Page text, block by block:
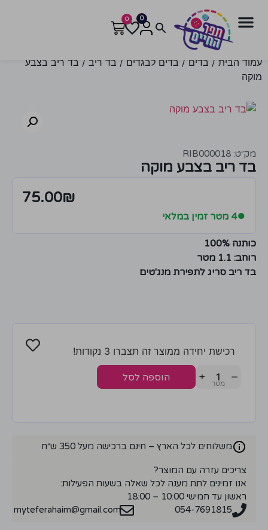
0
0
עמוד הבית / בדים / בדים לבגדים / בד ריב / בד ריב בצבע
מוקה
מק״ט: RIB000018
בד ריב בצבע מוקה
75.00₪
●4 מטר זמין במלאי
כותנה 100%
רוחב: 1.1 מטר
בד ריב סריג לתפירת מנג'טים
רכישת יחידה ממוצר זה תצברו 3 נקודות!
−
+ הוספה לסל
משלוחים לכל הארץ – חינם ברכישה מעל 350 ש״ח
צריכים עזרה עם המוצר?
אנו זמינים לתת מענה לכל שאלה בשעות הפעילות:
ראשון עד חמישי 10:00 – 18:00
054-7691815
myteferahaim@gmail.com